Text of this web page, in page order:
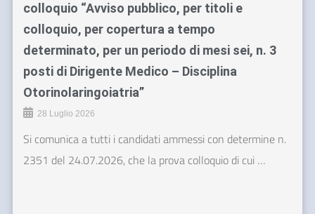
colloquio “Avviso pubblico, per titoli e
colloquio, per copertura a tempo
determinato, per un periodo di mesi sei, n. 3
posti di Dirigente Medico – Disciplina
Otorinolaringoiatria”
28 Luglio 2026
Si comunica a tutti i candidati ammessi con determine n.
2351 del 24.07.2026, che la prova colloquio di cui …